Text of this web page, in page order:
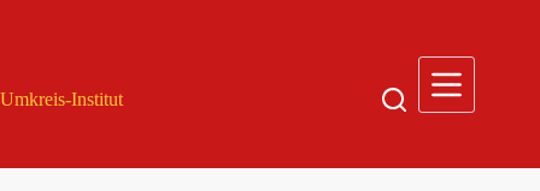
Umkreis-Institut